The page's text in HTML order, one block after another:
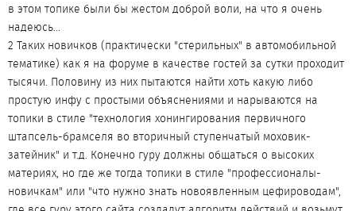
в этом топике были бы жестом доброй воли, на что я очень
надеюсь...
2 Таких новичков (практически "стерильных" в автомобильной
тематике) как я на форуме в качестве гостей за сутки проходит
тысячи. Половину из них пытаются найти хоть какую либо
простую инфу с простыми объяснениями и нарываются на
топики в стиле "технология хонингирования первичного
штапсель-брамселя во вторичный ступенчатый моховик-
затейник" и т.д. Конечно гуру должны общаться о высоких
материях, но где же тогда топики в стиле "профессионалы-
новичкам" или "что нужно знать новоявленным цефироводам",